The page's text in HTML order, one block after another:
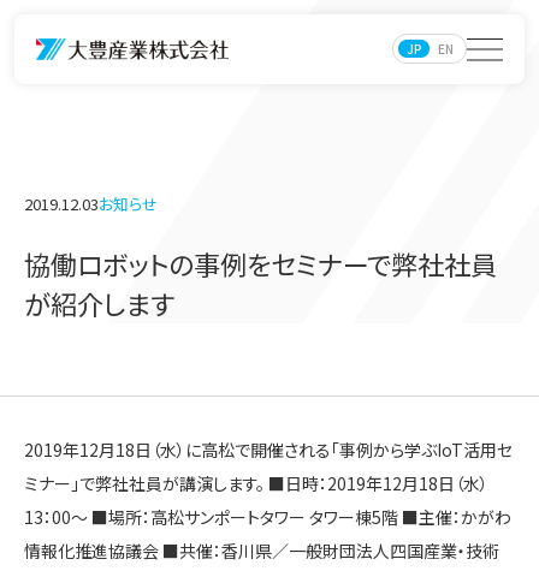
JP EN
2019.12.03お知らせ
協働ロボットの事例をセミナーで弊社社員
が紹介します
2019年12月18日（水）に高松で開催される「事例から学ぶIoT活用セ
ミナー」で弊社社員が講演します。 ■日時：2019年12月18日（水）
13：00～ ■場所：高松サンポートタワー タワー棟5階 ■主催：かがわ
情報化推進協議会 ■共催：香川県／一般財団法人四国産業・技術